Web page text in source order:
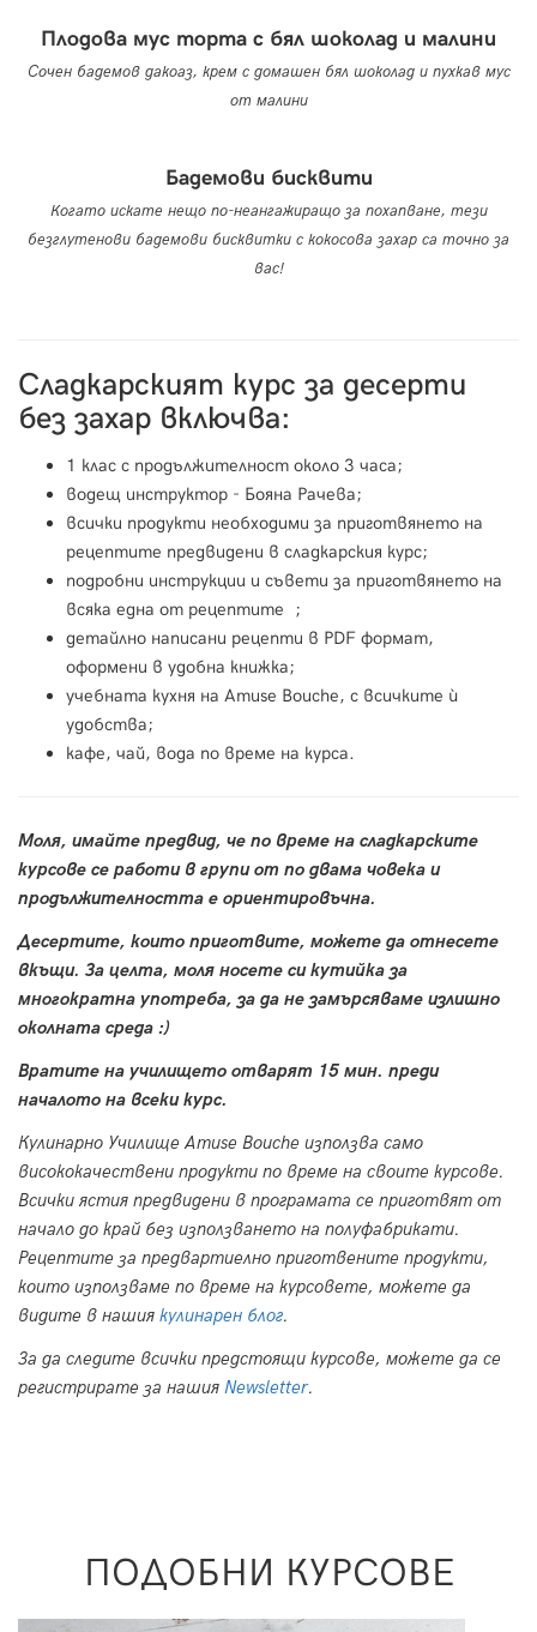
Плодова мус торта с бял шоколад и малини
Сочен бадемов дакоаз, крем с домашен бял шоколад и пухкав мус
от малини
Бадемови бисквити
Когато искате нещо по-неангажиращо за похапване, тези
безглутенови бадемови бисквитки с кокосова захар са точно за
вас!
Сладкарският курс за десерти
без захар включва:
1 клас с продължителност около 3 часа;
водещ инструктор - Бояна Рачева;
всички продукти необходими за приготвянето на
рецептите предвидени в сладкарския курс;
подробни инструкции и съвети за приготвянето на
всяка една от рецептите ;
детайлно написани рецепти в PDF формат,
оформени в удобна книжка;
учебната кухня на Amuse Bouche, с всичките ѝ
удобства;
кафе, чай, вода по време на курса.
Моля, имайте предвид, че по време на сладкарските
курсове се работи в групи от по двама човека и
продължителността е ориентировъчна.
Десертите, които приготвите, можете да отнесете
вкъщи. За целта, моля носете си кутийка за
многократна употреба, за да не замърсяваме излишно
околната среда :)
Вратите на училището отварят 15 мин. преди
началото на всеки курс.
Кулинарно Училище Amuse Bouche използва само
висококачествени продукти по време на своите курсове.
Всички ястия предвидени в програмата се приготвят от
начало до край без използването на полуфабрикати.
Рецептите за предвартиелно приготвените продукти,
които използваме по време на курсовете, можете да
видите в нашия кулинарен блог.
За да следите всички предстоящи курсове, можете да се
регистрирате за нашия Newsletter.
ПОДОБНИ КУРСОВЕ